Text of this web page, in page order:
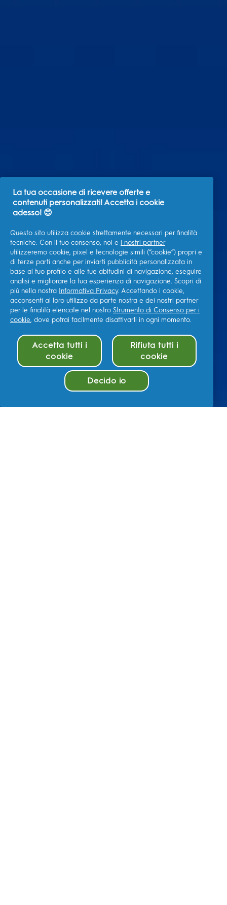
La tua occasione di ricevere offerte e
contenuti personalizzati! Accetta i cookie
adesso! 😊
Questo sito utilizza cookie strettamente necessari per finalità
tecniche. Con il tuo consenso, noi e i nostri partner
utilizzeremo cookie, pixel e tecnologie simili (“cookie”) propri e
di terze parti anche per inviarti pubblicità personalizzata in
base al tuo profilo e alle tue abitudini di navigazione, eseguire
analisi e migliorare la tua esperienza di navigazione. Scopri di
più nella nostra Informativa Privacy. Accettando i cookie,
acconsenti al loro utilizzo da parte nostra e dei nostri partner
per le finalità elencate nel nostro Strumento di Consenso per i
cookie, dove potrai facilmente disattivarli in ogni momento.
Accetta tutti i
cookie
Rifiuta tutti i
cookie
Decido io